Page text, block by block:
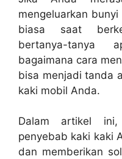
mengeluarkan
biasa saat
bertanya-tanya
bagaimana cara
bisa menjadi tanda
kaki mobil Anda.
Dalam artikel
penyebab kaki kaki
dan memberikan